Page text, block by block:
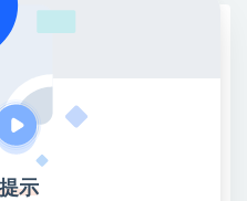
，主要面向互联网创业
值。
业 + 减少信息差 + 见识
示